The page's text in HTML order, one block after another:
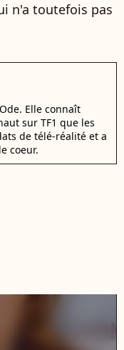
n'a toutefois pas
Elle connaît
sur TF1 que les
de télé-réalité et a
coeur.